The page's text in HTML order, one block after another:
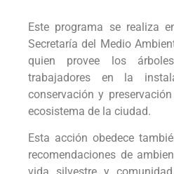
Este programa se realiza
Secretaría del Medio
quien provee los
trabajadores en la
conservación y
ecosistema de la ciudad.
Esta acción obedece
recomendaciones de